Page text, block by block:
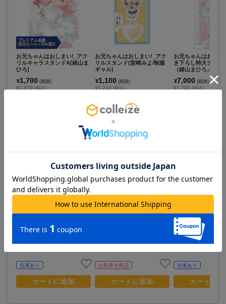
プレミアム会員
限定セール +70%還元
お兄ちゃんはおしまい!_アク
リルキャラスタンドA[緒山ま
ひろ]
¥1,700 (税抜)
¥1,870 (税込)
お兄ちゃんはおしまい！_キ
山まひろ]
在庫あり
カートに追加
お兄ちゃんはおしまい!_アク
リルスタンド(室崎みよ/制服
ギャル)
¥1,100 (税抜)
¥1,210 (税込)
在庫あり
カートに追加
お兄ちゃんはおしまい！_描
お取寄せ商品
カートに追加
お兄ちゃんはおしま
き下ろし特大タペス
（緒山まひろ／天使
¥7,000 (税抜)
¥7,700 (税込)
お兄ちゃんはおしま
き下ろしラバーマッ
まひろ／浴衣）
3,000 (税抜)
在庫あり
カートに